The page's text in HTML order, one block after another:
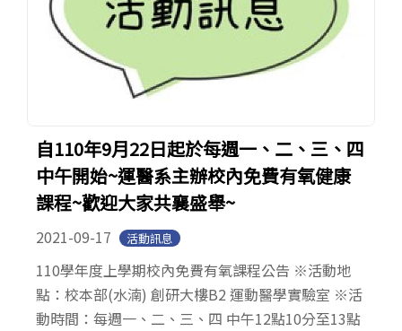
自110年9月22日起於每週一、二、三、四
中午開始~運醫系主辦校內免費有氧健康
課程~歡迎大家共襄盛舉~
2021-09-17 活動訊息
110學年度上學期校內免費有氧課程公告 ※活動地
點：校本部(水湳) 創研大樓B2 運動醫學實驗室 ※活
動時間：每週一、二、三、四 中午12點10分至13點